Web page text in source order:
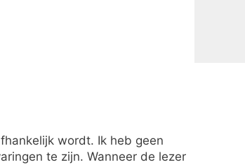
wordt. Ik heb geen
te zijn. Wanneer de lezer